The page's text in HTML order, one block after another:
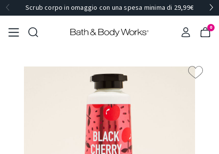
Scrub corpo in omaggio con una spesa minima di 29,99€
0